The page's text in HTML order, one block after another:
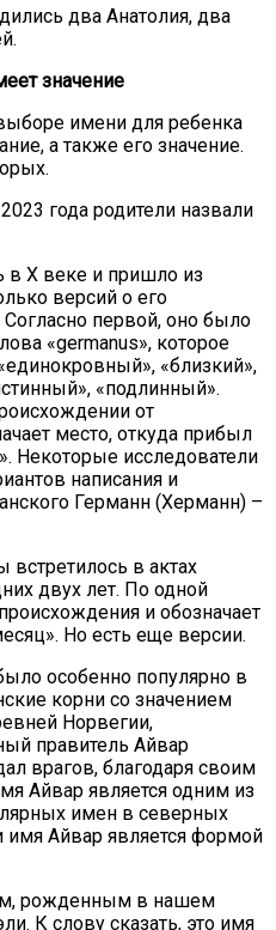
два Анатолия, два
значение
имени для ребенка
а также его значение.
года родители назвали
в X веке и пришло из
версий о его
первой, оно было
«germanus», которое
«близкий»,
«подлинный».
от
место, откуда прибыл
Некоторые исследователи
написания и
Германн (Херманн) –
в актах
двух лет. По одной
и обозначает
Но есть еще версии.
особенно популярно в
корни со значением
Норвегии,
правитель Айвар
врагов, благодаря своим
Айвар является одним из
имен в северных
имя Айвар является формой
рожденным в нашем
К слову сказать, это имя